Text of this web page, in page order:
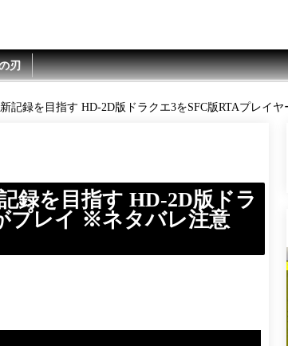
刃
新記録を目指す HD-2D版ドラクエ3をSFC版RTAプレイ
録を目指す HD-2D版ドラ
プレイ ※ネタバレ注意